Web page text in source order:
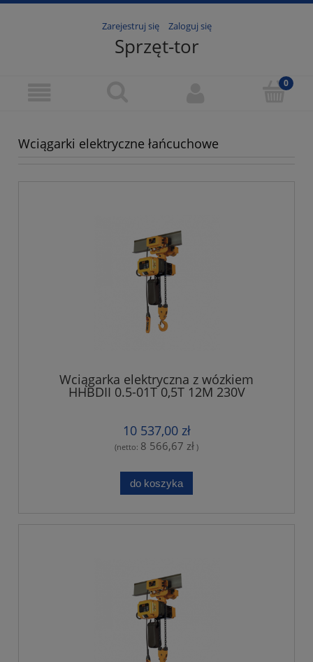
Zarejestruj się Zaloguj się
Sprzęt-tor
Wciągarki elektryczne łańcuchowe
Wciągarka elektryczna z wózkiem
HHBDII 0.5-01T 0,5T 12M 230V
10 537,00 zł
(netto: 8 566,67 zł )
do koszyka